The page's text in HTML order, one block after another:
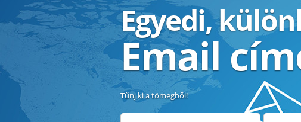
Egyedi,
Email
Tűnj ki a tömegből!